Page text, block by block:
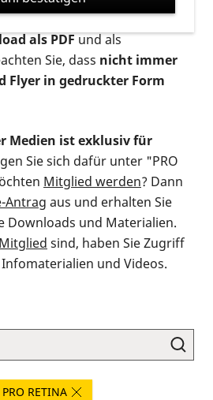
als gedruckte Variante
als PDFund als
Sie, dass nicht immer
Flyer in gedruckter Form
Medien ist exklusiv für
Sie sich dafür unter "PRO
Mitglied werden? Dann
Antrag aus und erhalten Sie
Downloads und Materialien.
Mitglied sind, haben Sie Zugriff
und Videos.
RETINA